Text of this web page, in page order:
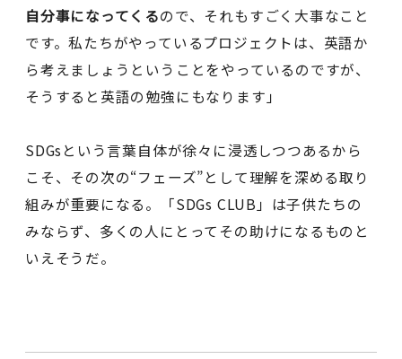
自分事になってくるので、それもすごく大事なこと
です。私たちがやっているプロジェクトは、英語か
ら考えましょうということをやっているのですが、
そうすると英語の勉強にもなります」
SDGsという言葉自体が徐々に浸透しつつあるから
こそ、その次の“フェーズ”として理解を深める取り
組みが重要になる。「SDGs CLUB」は子供たちの
みならず、多くの人にとってその助けになるものと
いえそうだ。